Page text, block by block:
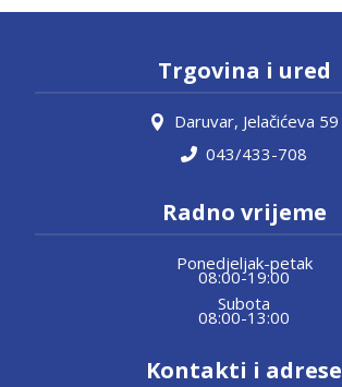
Trgovina i ured
Daruvar, Jelačićeva 59
043/433-708
Radno vrijeme
Ponedjeljak-petak
08:00-19:00
Subota
08:00-13:00
Kontakti i adrese